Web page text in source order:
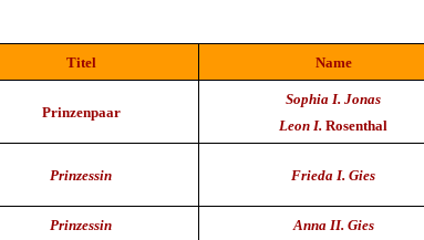
Titel Name
Prinzenpaar
SophiaI.Jonas
LeonI.Rosenthal
Prinzessin FriedaI. Gies
Prinzessin Anna II. Gies